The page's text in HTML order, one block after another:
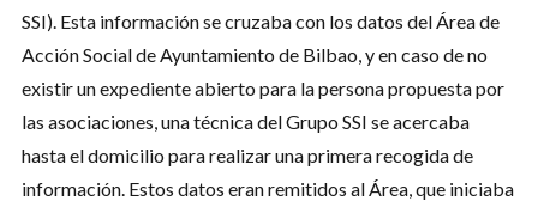
SSI). Esta información se cruzaba con los datos del Área de
Acción Social de Ayuntamiento de Bilbao, y en caso de no
existir un expediente abierto para la persona propuesta por
las asociaciones, una técnica del Grupo SSI se acercaba
hasta el domicilio para realizar una primera recogida de
información. Estos datos eran remitidos al Área, que iniciaba